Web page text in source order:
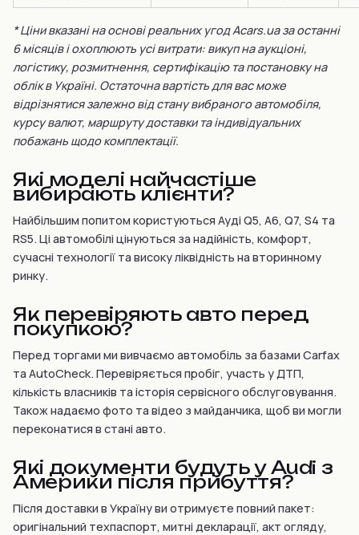
* Ціни вказані на основі реальних угод Acars.ua за останні
6 місяців і охоплюють усі витрати: викуп на аукціоні,
логістику, розмитнення, сертифікацію та постановку на
облік в Україні. Остаточна вартість для вас може
відрізнятися залежно від стану вибраного автомобіля,
курсу валют, маршруту доставки та індивідуальних
побажань щодо комплектації.
Які моделі найчастіше
вибирають клієнти?
Найбільшим попитом користуються Ауді Q5, A6, Q7, S4 та
RS5. Ці автомобілі цінуються за надійність, комфорт,
сучасні технології та високу ліквідність на вторинному
ринку.
Як перевіряють авто перед
покупкою?
Перед торгами ми вивчаємо автомобіль за базами Carfax
та AutoCheck. Перевіряється пробіг, участь у ДТП,
кількість власників та історія сервісного обслуговування.
Також надаємо фото та відео з майданчика, щоб ви могли
переконатися в стані авто.
Які документи будуть у Audi з
Америки після прибуття?
Після доставки в Україну ви отримуєте повний пакет:
оригінальний техпаспорт, митні декларації, акт огляду,